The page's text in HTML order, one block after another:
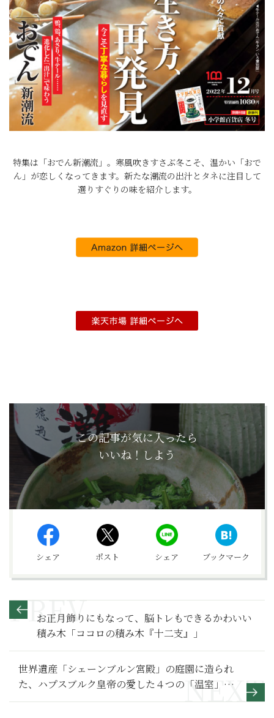
特集は「おでん新潮流」。寒風吹きすさぶ冬こそ、温かい「おで
ん」が恋しくなってきます。新たな潮流の出汁とタネに注目して
選りすぐりの味を紹介します。
この記事が気に入ったら
いいね！しよう
シェア ポスト シェア ブックマーク
お正月飾りにもなって、脳トレもできるかわいい
積み木「ココロの積み木『十二支』」
世界遺産「シェーンブルン宮殿」の庭園に造られ
た、ハプスブルク皇帝の愛した４つの「温室」の
謎（オーストリア）